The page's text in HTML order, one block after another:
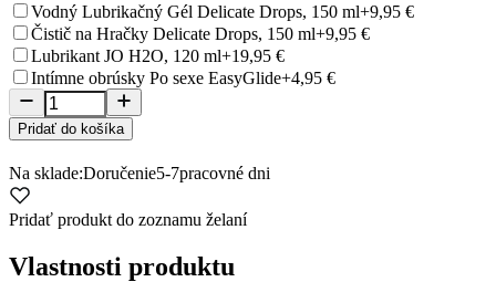
Vodný Lubrikačný Gél Delicate Drops, 150 ml+9,95 €
Čistič na Hračky Delicate Drops, 150 ml+9,95 €
Lubrikant JO H2O, 120 ml+19,95 €
Intímne obrúsky Po sexe EasyGlide+4,95 €
Pridať do košíka
Na sklade:Doručenie5-7pracovné dni
Pridať produkt do zoznamu želaní
Vlastnosti produktu